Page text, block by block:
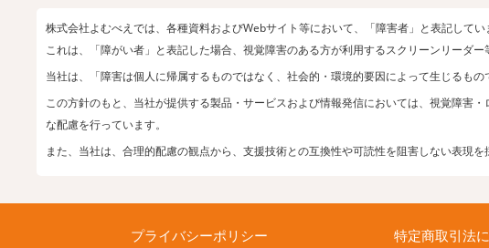
株式会社よむべえでは、各種資料およびWebサイト等において、「障害者」と表記してい
これは、「障がい者」と表記した場合、視覚障害のある方が利用するスクリーンリーダ
当社は、「障害は個人に帰属するものではなく、社会的・環境的要因によって生じるも
この方針のもと、当社が提供する製品・サービスおよび情報発信においては、視覚障害
な配慮を行っています。
また、当社は、合理的配慮の観点から、支援技術との互換性や可読性を阻害しない表現
プライバシーポリシー 特定商取引法